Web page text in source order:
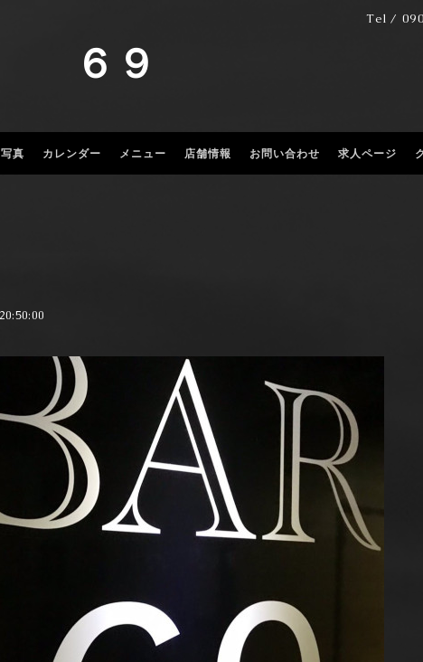
Tel /
６９
写真 カレンダー メニュー 店舗情報 お問い合わせ 求人ページ